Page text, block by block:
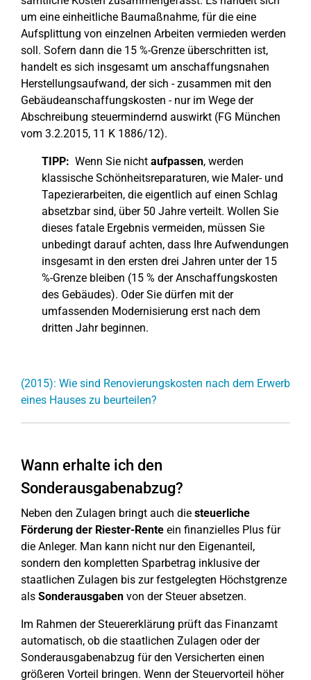
um eine einheitliche Baumaßnahme, für die eine
Aufsplittung von einzelnen Arbeiten vermieden werden
soll. Sofern dann die 15 %-Grenze überschritten ist,
handelt es sich insgesamt um anschaffungsnahen
Herstellungsaufwand, der sich - zusammen mit den
Gebäudeanschaffungskosten - nur im Wege der
Abschreibung steuermindernd auswirkt (FG München
vom 3.2.2015, 11 K 1886/12).
TIPP: Wenn Sie nicht aufpassen, werden
klassische Schönheitsreparaturen, wie Maler- und
Tapezierarbeiten, die eigentlich auf einen Schlag
absetzbar sind, über 50 Jahre verteilt. Wollen Sie
dieses fatale Ergebnis vermeiden, müssen Sie
unbedingt darauf achten, dass Ihre Aufwendungen
insgesamt in den ersten drei Jahren unter der 15
%-Grenze bleiben (15 % der Anschaffungskosten
des Gebäudes). Oder Sie dürfen mit der
umfassenden Modernisierung erst nach dem
dritten Jahr beginnen.
(2015): Wie sind Renovierungskosten nach dem Erwerb
eines Hauses zu beurteilen?
Wann erhalte ich den
Sonderausgabenabzug?
Neben den Zulagen bringt auch die steuerliche
Förderung der Riester-Rente ein finanzielles Plus für
die Anleger. Man kann nicht nur den Eigenanteil,
sondern den kompletten Sparbetrag inklusive der
staatlichen Zulagen bis zur festgelegten Höchstgrenze
als Sonderausgaben von der Steuer absetzen.
Im Rahmen der Steuererklärung prüft das Finanzamt
automatisch, ob die staatlichen Zulagen oder der
Sonderausgabenabzug für den Versicherten einen
größeren Vorteil bringen. Wenn der Steuervorteil höher